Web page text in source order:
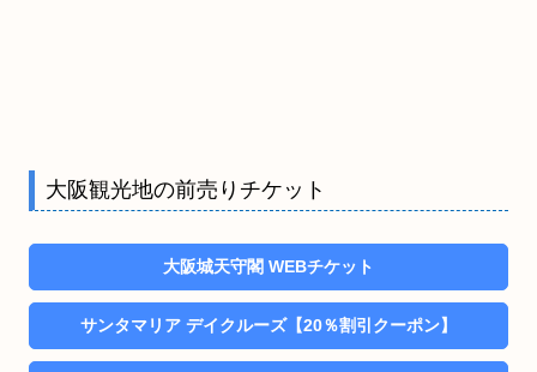
大阪観光地の前売りチケット
大阪城天守閣 WEBチケット
サンタマリア デイクルーズ【20％割引クーポン】